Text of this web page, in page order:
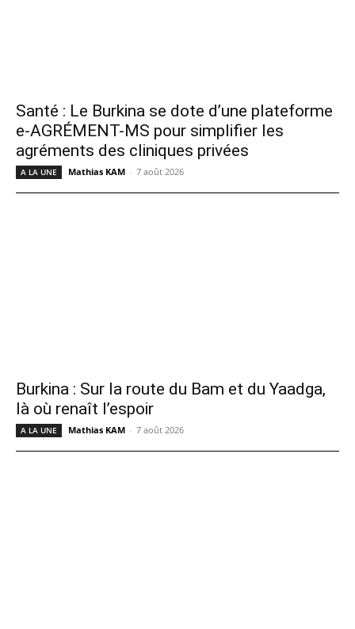
Santé : Le Burkina se dote d’une plateforme
e-AGRÉMENT-MS pour simplifier les
agréments des cliniques privées
A LA UNE Mathias KAM - 7 août 2026
Burkina : Sur la route du Bam et du Yaadga,
là où renaît l’espoir
A LA UNE Mathias KAM - 7 août 2026